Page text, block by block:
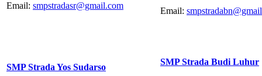
Email: smpstradasr@gmail.com
Email:
SMP Strada Yos Sudarso
SMP Strada Budi Luhur